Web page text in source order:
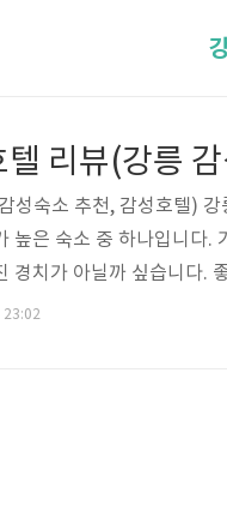
리뷰(강릉
성숙소 추천, 감성호텔)
높은 숙소 중 하나입니다.
경치가 아닐까 싶습니다.
성을 느낄 수 있는 공간과
비오호텔 기본정보 체크
23:02